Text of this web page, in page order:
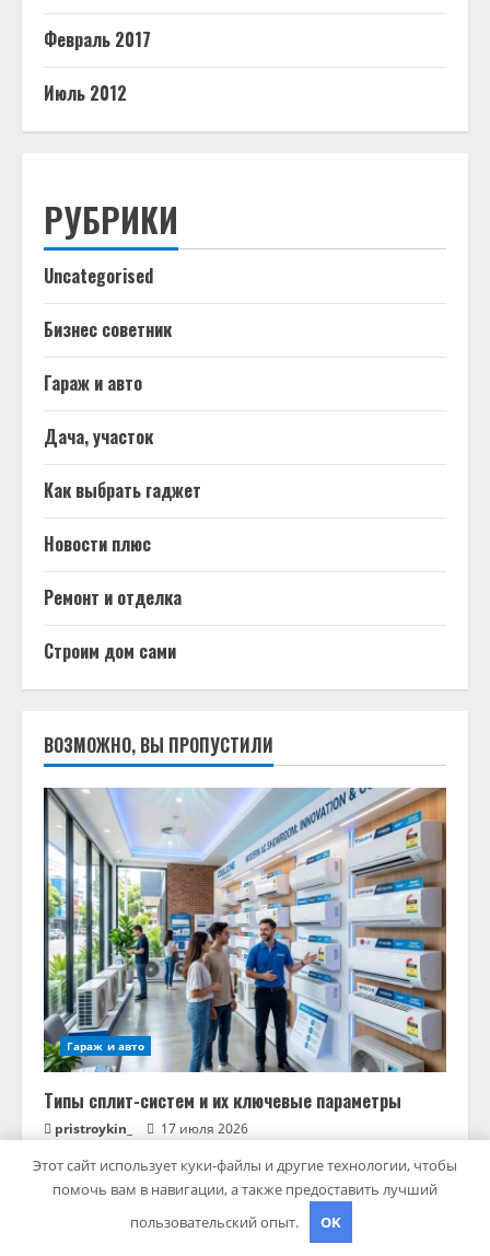
Февраль 2017
Июль 2012
РУБРИКИ
Uncategorised
Бизнес советник
Гараж и авто
Дача, участок
Как выбрать гаджет
Новости плюс
Ремонт и отделка
Строим дом сами
ВОЗМОЖНО, ВЫ ПРОПУСТИЛИ
Гараж и авто
Типы сплит-систем и их ключевые параметры
pristroykin_ 17 июля 2026
Этот сайт использует куки-файлы и другие технологии, чтобы
помочь вам в навигации, а также предоставить лучший
пользовательский опыт.
OK